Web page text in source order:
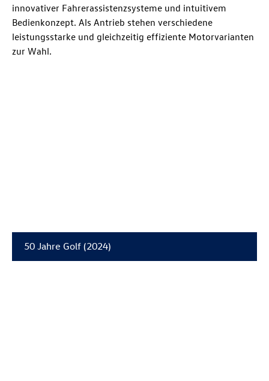
innovativer Fahrerassistenzsysteme und intuitivem
Bedienkonzept. Als Antrieb stehen verschiedene
leistungsstarke und gleichzeitig effiziente Motorvarianten
zur Wahl.
50 Jahre Golf (2024)